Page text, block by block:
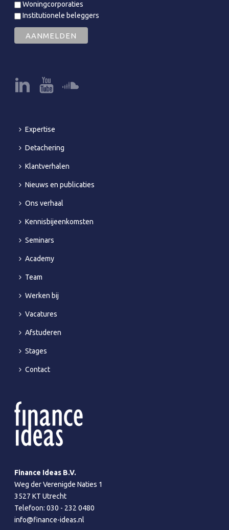
Woningcorporaties
Institutionele beleggers
Expertise
Detachering
Klantverhalen
Nieuws en publicaties
Ons verhaal
Kennisbijeenkomsten
Seminars
Academy
Team
Werken bij
Vacatures
Afstuderen
Stages
Contact
Finance Ideas B.V.
Weg der Verenigde Naties 1
3527 KT Utrecht
Telefoon:030 - 232 0480
info@finance-ideas.nl